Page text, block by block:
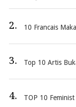
2. 10 Francais
3. Top 10 Artis
4. TOP 10